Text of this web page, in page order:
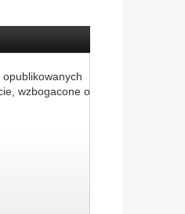
wzbogacone o